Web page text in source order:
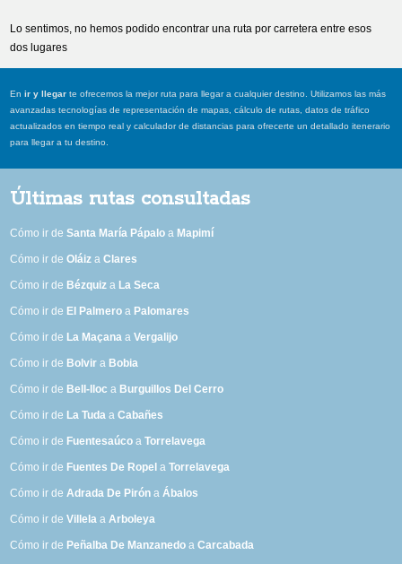
Lo sentimos, no hemos podido encontrar una ruta por carretera entre esos
dos lugares
Enir y llegar te ofrecemos la mejor ruta para llegar a cualquier destino. Utilizamos las más
avanzadas tecnologías de representación de mapas, cálculo de rutas, datos de tráfico
actualizados en tiempo real y calculador de distancias para ofrecerte un detallado itenerario
para llegar a tu destino.
Últimas rutas consultadas
Cómo ir deSanta María Pápalo a Mapimí
Cómo ir deOláiz aClares
Cómo ir de Bézquiz a La Seca
Cómo ir de El Palmero a Palomares
Cómo ir de La Maçana aVergalijo
Cómo ir de Bolvir a Bobia
Cómo ir de Bell-lloc a Burguillos Del Cerro
Cómo ir de La Tuda aCabañes
Cómo ir de Fuentesaúco aTorrelavega
Cómo ir de Fuentes De Ropel aTorrelavega
Cómo ir deAdrada De Pirón aÁbalos
Cómo ir deVillela aArboleya
Cómo ir de Peñalba De Manzanedo aCarcabada